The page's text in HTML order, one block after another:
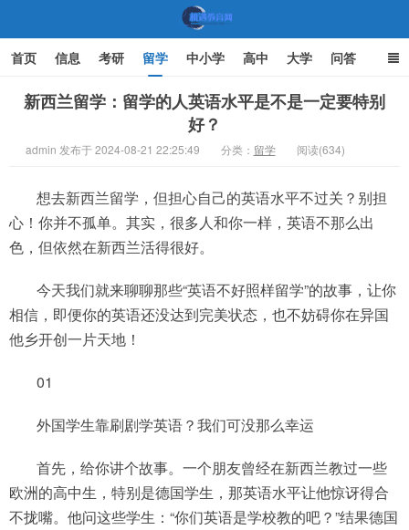
机遇教育网
首页 信息 考研 留学 中小学 高中 大学 问答
文化 家庭教育
新西兰留学：留学的人英语水平是不是一定要特别
好？
admin 发布于 2024-08-21 22:25:49 分类： 留学 阅读(634)
想去新西兰留学，但担心自己的英语水平不过关？别担
心！你并不孤单。其实，很多人和你一样，英语不那么出
色，但依然在新西兰活得很好。
今天我们就来聊聊那些“英语不好照样留学”的故事，让你
相信，即便你的英语还没达到完美状态，也不妨碍你在异国
他乡开创一片天地！
01
外国学生靠刷剧学英语？我们可没那么幸运
首先，给你讲个故事。一个朋友曾经在新西兰教过一些
欧洲的高中生，特别是德国学生，那英语水平让他惊讶得合
不拢嘴。他问这些学生：“你们英语是学校教的吧？”结果德国